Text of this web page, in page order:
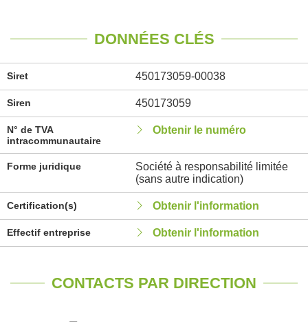
DONNÉES CLÉS
Siret 450173059-00038
Siren 450173059
N° de TVA
intracommunautaire
Obtenir le numéro
Forme juridique
Société à responsabilité limitée
(sans autre indication)
Certification(s) Obtenir l'information
Effectif entreprise Obtenir l'information
CONTACTS PAR DIRECTION